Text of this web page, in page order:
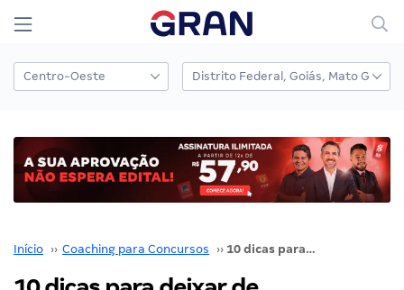
Início ›› Coaching para Concursos ›› 10 dicas para deixar de procrastinar nos estudos – Parte II